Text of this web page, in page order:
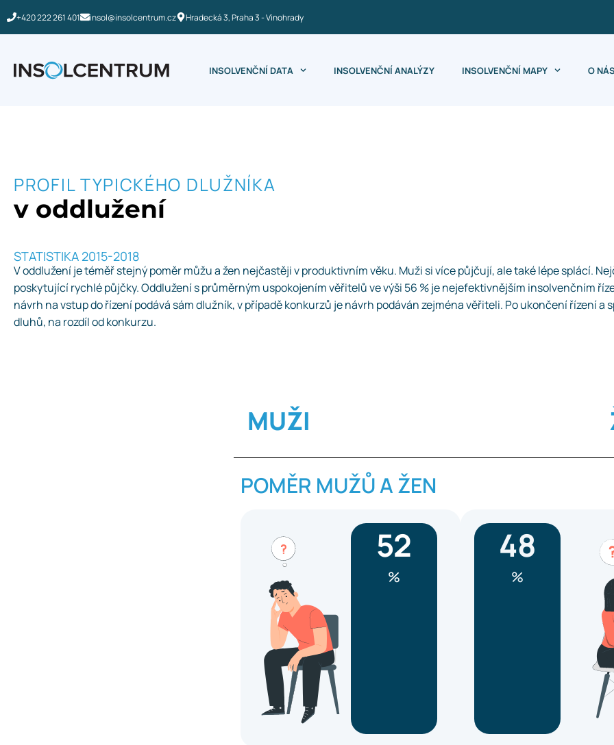
+420 222 261 401 insol@insolcentrum.cz Hradecká 3, Praha 3 - Vinohrady
INSOLVENČNÍ DATA INSOLVENČNÍ ANALÝZY INSOLVENČNÍ MAPY O
PROFIL TYPICKÉHO DLUŽNÍKA
v oddlužení
STATISTIKA 2015-2018
V oddlužení je téměř stejný poměr můžu a žen nejčastěji v produktivním věku. Muži si více půjčují, ale také lépe splácí.
poskytující rychlé půjčky. Oddlužení s průměrným uspokojením věřitelů ve výši 56 % je nejefektivnějším insolvenčním
návrh na vstup do řízení podává sám dlužník, v případě konkurzů je návrh podáván zejména věřiteli. Po ukončení řízení
dluhů, na rozdíl od konkurzu.
MUŽI
POMĚR MUŽŮ A ŽEN
52
%
48
%